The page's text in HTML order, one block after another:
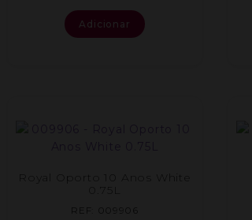
Adicionar
Royal Oporto 10 Anos White
0.75L
REF: 009906